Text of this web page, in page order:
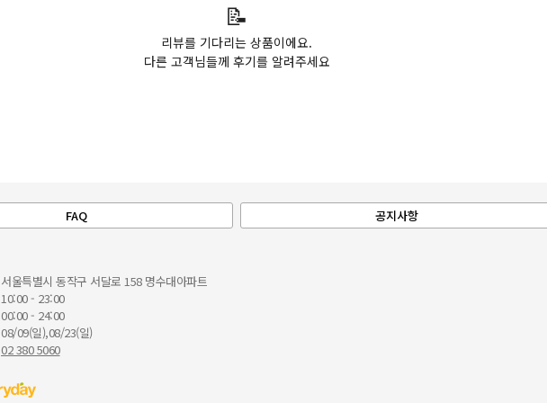
📝
리뷰를 기다리는 상품이에요.
다른 고객님들께 후기를 알려주세요
FAQ 공지사항
서울특별시 동작구 서달로 158 명수대아파트
10:00 - 23:00
00:00 - 24:00
08/09(일),08/23(일)
02 380 5060